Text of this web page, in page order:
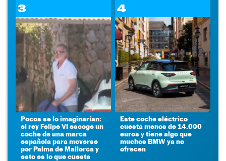
3
Pocos se lo imaginarían:
el rey Felipe VI escoge un
coche de una marca
española para moverse
por Palma de Mallorca y
esto es lo que cuesta
4
Este coche eléctrico
cuesta menos de 14.000
euros y tiene algo que
muchos BMW ya no
ofrecen